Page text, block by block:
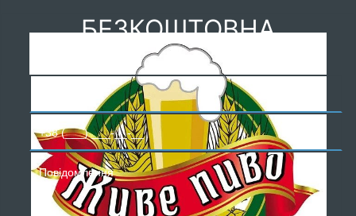
БЕЗКОШТОВНА
КОНСУЛЬТАЦІЯ